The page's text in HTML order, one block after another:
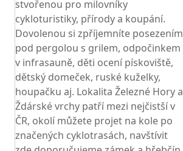
stvořenou pro milovníky
cykloturistiky, přírody a koupání.
Dovolenou si zpříjemníte posezením
pod pergolou s grilem, odpočinkem
v infrasauně, děti ocení pískoviště,
dětský domeček, ruské kuželky,
houpačku aj. Lokalita Železné Hory a
Ždárské vrchy patří mezi nejčistší v
ČR, okolí můžete projet na kole po
značených cyklotrasách, navštívit